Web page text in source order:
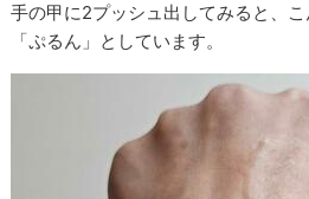
手の甲に2プッシュ出してみると、
「ぷるん」としています。